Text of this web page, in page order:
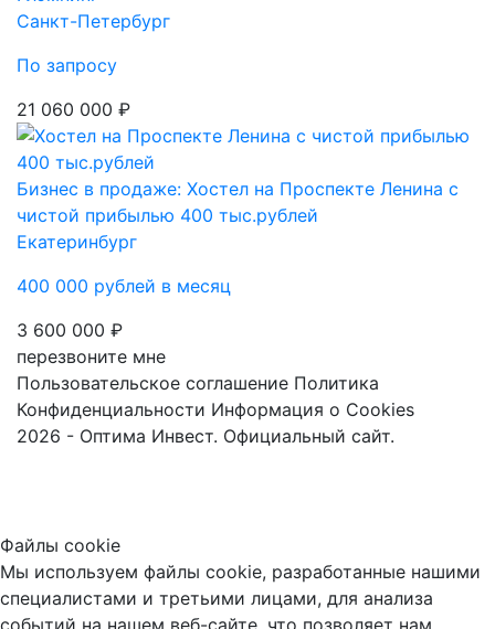
Санкт-Петербург
По запросу
21 060 000 ₽
Бизнес в продаже: Хостел на Проспекте Ленина с
чистой прибылью 400 тыс.рублей
Екатеринбург
400 000 рублей в месяц
3 600 000 ₽
перезвоните мне
Пользовательское соглашение Политика
Конфиденциальности Информация о Cookies
2026 - Оптима Инвест. Официальный сайт.
Файлы cookie
Мы используем файлы cookie, разработанные нашими
специалистами и третьими лицами, для анализа
событий на нашем веб-сайте, что позволяет нам